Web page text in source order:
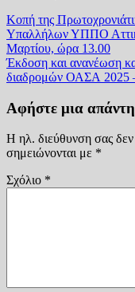
Πλοήγηση
άρθρων
Κοπή της
Υπαλλήλων ΥΠΠΟ
Μαρτίου, ώρα 13.00
Έκδοση και ανανέωση
διαδρομών ΟΑΣΑ 2025
Αφήστε μια
Η ηλ. διεύθυνση σας δεν
σημειώνονται με *
Σχόλιο *